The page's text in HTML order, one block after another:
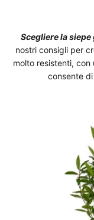
Scegliere la
nostri consigli per
molto resistenti,
consente